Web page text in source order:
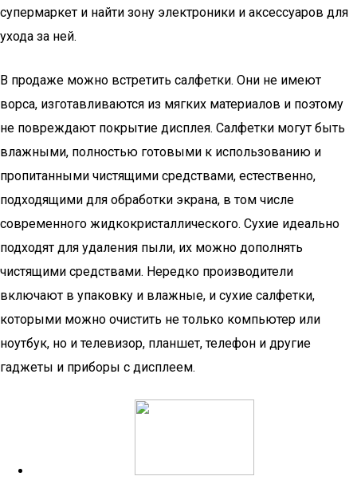
супермаркет и найти зону электроники и аксессуаров для
ухода за ней.
В продаже можно встретить салфетки. Они не имеют
ворса, изготавливаются из мягких материалов и поэтому
не повреждают покрытие дисплея. Салфетки могут быть
влажными, полностью готовыми к использованию и
пропитанными чистящими средствами, естественно,
подходящими для обработки экрана, в том числе
современного жидкокристаллического. Сухие идеально
подходят для удаления пыли, их можно дополнять
чистящими средствами. Нередко производители
включают в упаковку и влажные, и сухие салфетки,
которыми можно очистить не только компьютер или
ноутбук, но и телевизор, планшет, телефон и другие
гаджеты и приборы с дисплеем.